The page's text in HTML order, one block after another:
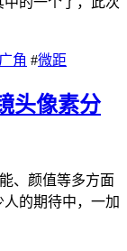
广角 #微距
头像素分
、颜值等多方面
的期待中，一加